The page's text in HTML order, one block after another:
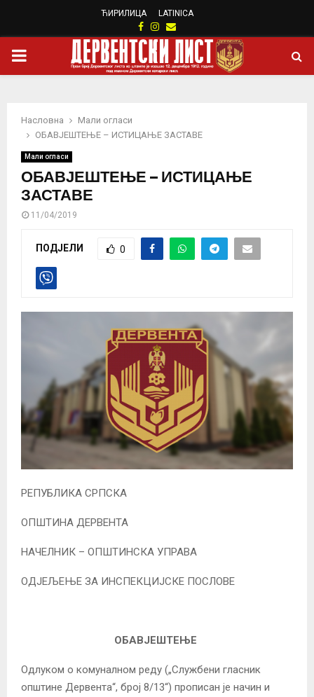
ЋИРИЛИЦА LATINICA
Facebook
Instagram
Email
PRIMARY
Насловна
Мали огласи
ОБАВЈЕШТЕЊЕ – ИСТИЦАЊЕ ЗАСТАВЕ
Мали огласи
ОБАВЈЕШТЕЊЕ – ИСТИЦАЊЕ
ЗАСТАВЕ
11/04/2019
ПОДЈЕЛИ 0
РЕПУБЛИКА СРПСКА
ОПШТИНА ДЕРВЕНТА
НАЧЕЛНИК – ОПШТИНСКА УПРАВА
ОДЈЕЉЕЊЕ ЗА ИНСПЕКЦИЈСКЕ ПОСЛОВЕ­­­­­­­­­­
ОБАВЈЕШТЕЊЕ
Одлуком о комуналном реду („Службени гласник
општине Дервента“, број 8/13“) прописан је начин и